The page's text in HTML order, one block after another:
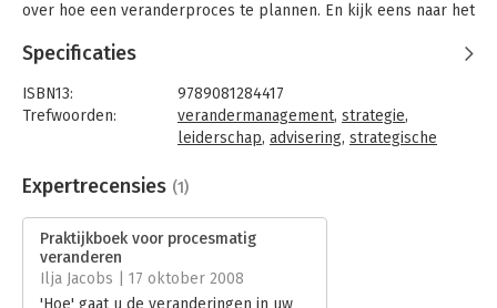
over hoe een veranderproces te plannen. En kijk eens naar het
psychologie van de verandering, het proces wat de mensen
van Sue Craig, 'Make your mark!', over beïnvloeding in
organisaties om verandering vanuit geen of weinig positiemacht
Het bijzondere aan dit boek is dat het een praktijkboek is. Dit
onderscheidt het van theorie, modellen en inzichten en is
daarop aanvullend. Het 'Praktijkboek voor procesmatig
veranderen' gaat over het hoe. Welke interventie zal ik doen,
op welk moment en hoe doe ik dat dan? Het bevat een circa
160 concrete workshops, oefeningen en teamopdrachten die
Specificaties
ISBN13:
9789081284417
Trefwoorden:
verandermanagement, strategie,
leiderschap, advisering, strategische
Taal:
Nederlands
Aantal pagina's:
Uitgever:
Elfpress
Druk:
2
Hoofdrubriek:
Verandermanagement
Expertrecensies (1)
Praktijkboek voor procesmatig
veranderen
Ilja Jacobs | 17 oktober 2008
'Hoe' gaat u de veranderingen in uw